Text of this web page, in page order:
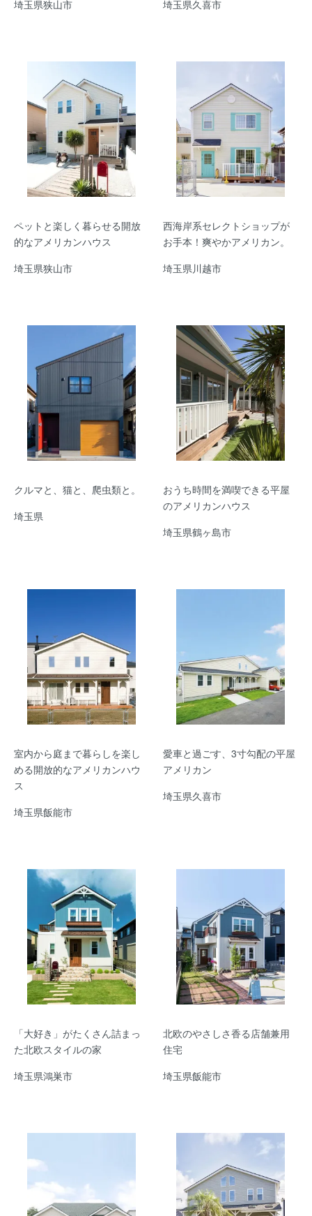
埼玉県狭山市
埼玉県久喜市
ペットと楽しく暮らせる開放
的なアメリカンハウス
埼玉県狭山市
西海岸系セレクトショップが
お手本！爽やかアメリカン。
埼玉県川越市
クルマと、猫と、爬虫類と。
埼玉県
おうち時間を満喫できる平屋
のアメリカンハウス
埼玉県鶴ヶ島市
室内から庭まで暮らしを楽し
める開放的なアメリカンハウ
ス
埼玉県飯能市
愛車と過ごす、3寸勾配の平屋
アメリカン
埼玉県久喜市
「大好き」がたくさん詰まっ
た北欧スタイルの家
埼玉県鴻巣市
北欧のやさしさ香る店舗兼用
住宅
埼玉県飯能市